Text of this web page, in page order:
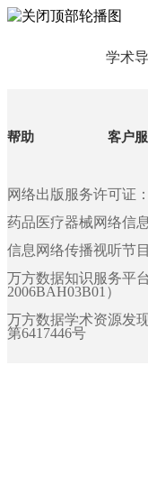
学术
帮助 客户
网络出版服务许可证
药品医疗器械网络信
信息网络传播视听节
万方数据知识服务平
2006BAH03B01）
万方数据学术资源发
第6417446号